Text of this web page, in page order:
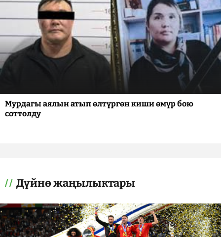
Мурдагы аялын атып өлтүргөн киши өмүр бою
соттолду
Дүйнө жаңылыктары